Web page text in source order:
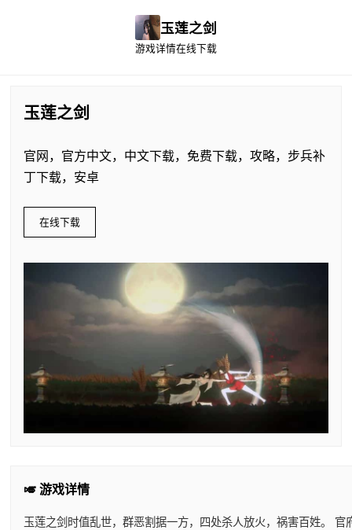
玉莲之剑
游戏详情在线下载
玉莲之剑
官网，官方中文，中文下载，免费下载，攻略，步兵补
丁下载，安卓
在线下载
🎺 游戏详情
玉莲之剑时值乱世，群恶割据一方，四处杀人放火，祸害百姓。